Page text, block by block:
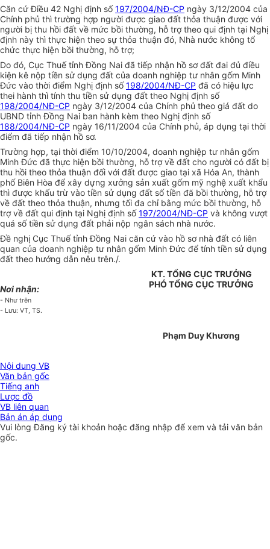
Căn cứ Điều 42 Nghị định số197/2004/NĐ-CP ngày 3/12/2004 của
Chính phủ thì trường hợp người được giao đất thỏa thuận được với
người bị thu hồi đất về mức bồi thường, hỗ trợ theo qui định tại Nghị
định này thì thực hiện theo sự thỏa thuận đó, Nhà nước không tổ
chức thực hiện bồi thường, hỗ trợ;
Do đó, Cục Thuế tỉnh Đồng Nai đã tiếp nhận hồ sơ đất đai đủ điều
kiện kê nộp tiền sử dụng đất của doanh nghiệp tư nhân gốm Minh
Đức vào thời điểm Nghị định số198/2004/NĐ-CP đã có hiệu lực
thei hành thì tính thu tiền sử dụng đất theo Nghị định số
198/2004/NĐ-CP ngày 3/12/2004 của Chính phủ theo giá đất do
UBND tỉnh Đồng Nai ban hành kèm theo Nghị định số
188/2004/NĐ-CP ngày 16/11/2004 của Chính phủ, áp dụng tại thời
điểm đã tiếp nhận hồ sơ.
Trường hợp, tại thời điểm 10/10/2004, doanh nghiệp tư nhân gốm
Minh Đức đã thực hiện bồi thường, hỗ trợ về đất cho người có đất bị
thu hồi theo thỏa thuận đối với đất được giao tại xã Hóa An, thành
phố Biên Hòa để xây dựng xưởng sản xuất gốm mỹ nghệ xuất khẩu
thì được khấu trừ vào tiền sử dụng đất số tiền đã bồi thường, hỗ trợ
về đất theo thỏa thuận, nhưng tối đa chỉ bằng mức bồi thường, hỗ
trợ về đất qui định tại Nghị định số197/2004/NĐ-CP và không vượt
quá số tiền sử dụng đất phải nộp ngân sách nhà nước.
Đề nghị Cục Thuế tỉnh Đồng Nai căn cứ vào hồ sơ nhà đất có liên
quan của doanh nghiệp tư nhân gốm Minh Đức để tính tiền sử dụng
đất theo hướng dẫn nêu trên./.
Nơi nhận:
- Như trên
- Lưu: VT, TS.
KT. TỔNG CỤC TRƯỞNG
PHÓ TỔNG CỤC TRƯỞNG
Phạm Duy Khương
Nội dung VB
Văn bản gốc
Tiếng anh
Lược đồ
VB liên quan
Bản án áp dụng
Vui lòngĐăng ký tài khoản hoặc đăng nhập để xem và tải văn bản
gốc.